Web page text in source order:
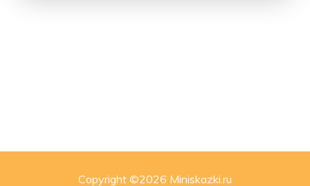
Copyright ©2026 Miniskazki.ru